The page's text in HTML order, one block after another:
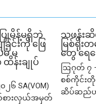
ြုမိန့်မရှိဘဲ
ြင်းကို ဖြေ
မံ မ
ထိန်းချုပ်
၆ SA(VOM)
စားလှယ်အမှတ်
သဖန်း
မြစ်ရိုး
တွေ ရေ
ဩဂုတ် ၇ –
စစ်ကိုင်းတို
ဆိပ်ဆည်ဟ